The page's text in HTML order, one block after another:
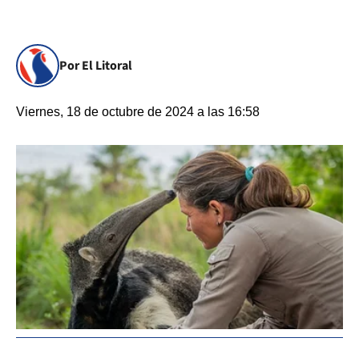
Por El Litoral
Viernes, 18 de octubre de 2024 a las 16:58